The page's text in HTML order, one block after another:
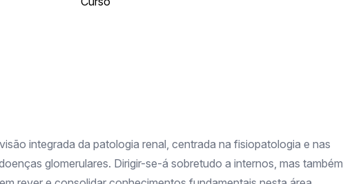
integrada da patologia renal, centrada na fisiopatologia e nas
glomerulares. Dirigir-se-á sobretudo a internos, mas também